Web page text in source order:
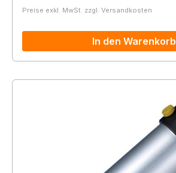
Preise exkl. MwSt. zzgl. Versandkosten
In den Warenkorb